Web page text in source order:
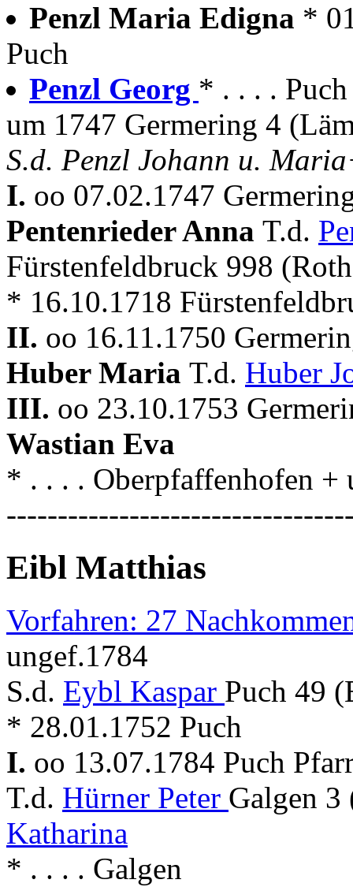
Penzl Maria Edigna *
Puch
Penzl Georg * . . . .
um 1747 Germering 4
S.d. Penzl Johann u.
I. oo 07.02.1747
Pentenrieder Anna T.d.
Fürstenfeldbruck 998
* 16.10.1718
II. oo 16.11.1750
Huber Maria T.d. Huber
III. oo 23.10.1753
Wastian Eva
* . . . . Oberpfaffenhofen +
Eibl Matthias
Vorfahren: 27
ungef.1784
S.d. Eybl Kaspar Puch 49
* 28.01.1752 Puch
I. oo 13.07.1784 Puch
T.d. Hürner Peter Galgen
Katharina
* . . . . Galgen